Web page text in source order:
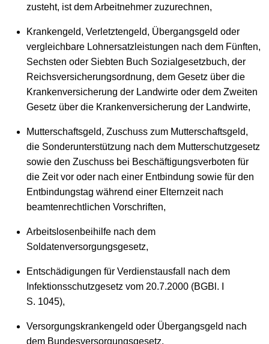
zusteht, ist dem Arbeitnehmer zuzurechnen,
Krankengeld, Verletztengeld, Übergangsgeld oder
vergleichbare Lohnersatzleistungen nach dem Fünften,
Sechsten oder Siebten Buch Sozialgesetzbuch, der
Reichsversicherungsordnung, dem Gesetz über die
Krankenversicherung der Landwirte oder dem Zweiten
Gesetz über die Krankenversicherung der Landwirte,
Mutterschaftsgeld, Zuschuss zum Mutterschaftsgeld,
die Sonderunterstützung nach dem Mutterschutzgesetz
sowie den Zuschuss bei Beschäftigungsverboten für
die Zeit vor oder nach einer Entbindung sowie für den
Entbindungstag während einer Elternzeit nach
beamtenrechtlichen Vorschriften,
Arbeitslosenbeihilfe nach dem
Soldatenversorgungsgesetz,
Entschädigungen für Verdienstausfall nach dem
Infektionsschutzgesetz vom 20.7.2000 (BGBl. I
S. 1045),
Versorgungskrankengeld oder Übergangsgeld nach
dem Bundesversorgungsgesetz,